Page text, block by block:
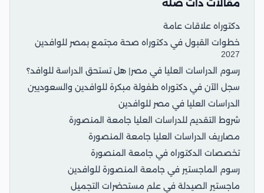
مقالات ذات صلة
دكتوراه علاقات عامة
خطوات القبول في دكتوراه صحة مجتمع بمصر للوافدين
2027
رسوم الدراسات العليا في مصر| هل تستحق الدراسة للوافد؟
سجل الآن في دكتوراه طفولة مبكرة للوافدين والسعوديين
الدراسات العليا في مصر للوافدين
شروط التقديم للدراسات العليا جامعة المنصورة
مصاريف الدراسات العليا جامعة المنصورة
تخصصات الدكتوراه في جامعة المنصورة
رسوم الماجستير في جامعة المنصورة للوافدين
ماجستير الصيدلة في علم مستحضرات التجميل